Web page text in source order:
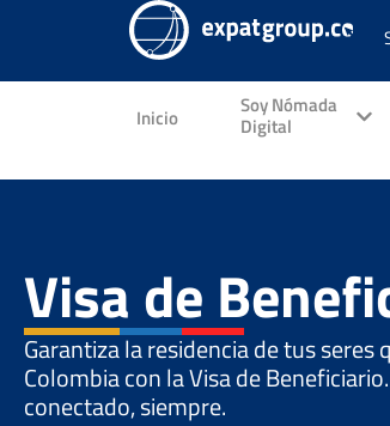
Inicio Soy Nómada
Digital
Visa de
Garantiza la residencia de tus seres
Colombia con laVisa de Beneficiario
conectado, siempre.